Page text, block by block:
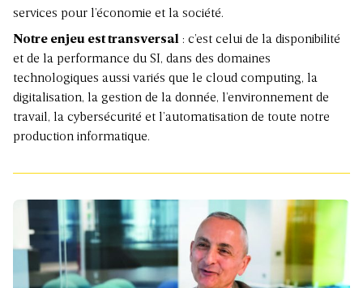
services pour l’économie et la société.
Notre enjeu est transversal : c’est celui de la disponibilité
et de la performance du SI, dans des domaines
technologiques aussi variés que le cloud computing, la
digitalisation, la gestion de la donnée, l’environnement de
travail, la cybersécurité et l’automatisation de toute notre
production informatique.